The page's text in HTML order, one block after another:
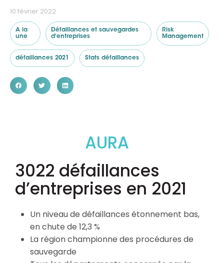
10 février 2022
A la
une
Défaillances et sauvegardes
d'entreprises
Risk
Management
défaillances 2021 Stats défaillances
AURA
3022 défaillances
d’entreprises en 2021
Un niveau de défaillances étonnement bas,
en chute de 12,3 %
La région championne des procédures de
sauvegarde